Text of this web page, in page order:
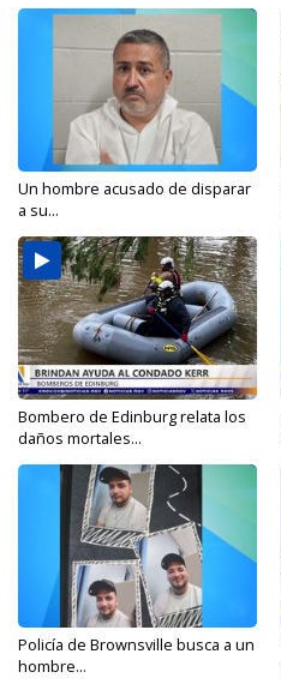
Un hombre acusado de disparar
a su...
Bombero de Edinburg relata los
daños mortales...
Policía de Brownsville busca a un
hombre...